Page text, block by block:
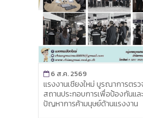
6 ส.ค. 2569
แรงงานเชียงใหม่ บูรณาการตร
สถานประกอบการเพื่อป้องกันแล
ปัญหาการค้ามนุษย์ด้านแรงงาน